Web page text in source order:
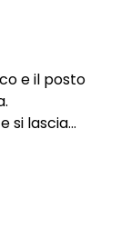
tutto
mille e a
e il posto
si lascia